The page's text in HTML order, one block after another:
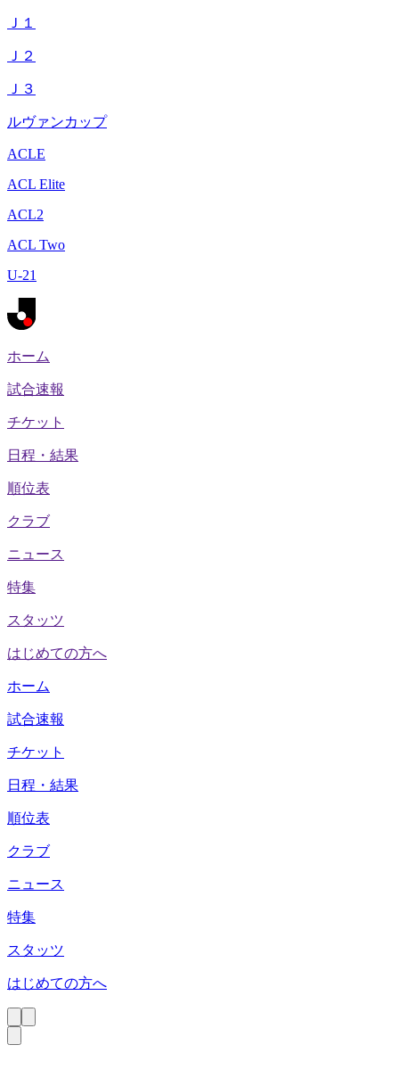
Ｊ１
Ｊ２
Ｊ３
ルヴァンカップ
ACLE
ACL Elite
ACL2
ACL Two
U-21
ホーム
試合速報
チケット
日程・結果
順位表
クラブ
ニュース
特集
スタッツ
はじめての方へ
ホーム
試合速報
チケット
日程・結果
順位表
クラブ
ニュース
特集
スタッツ
はじめての方へ